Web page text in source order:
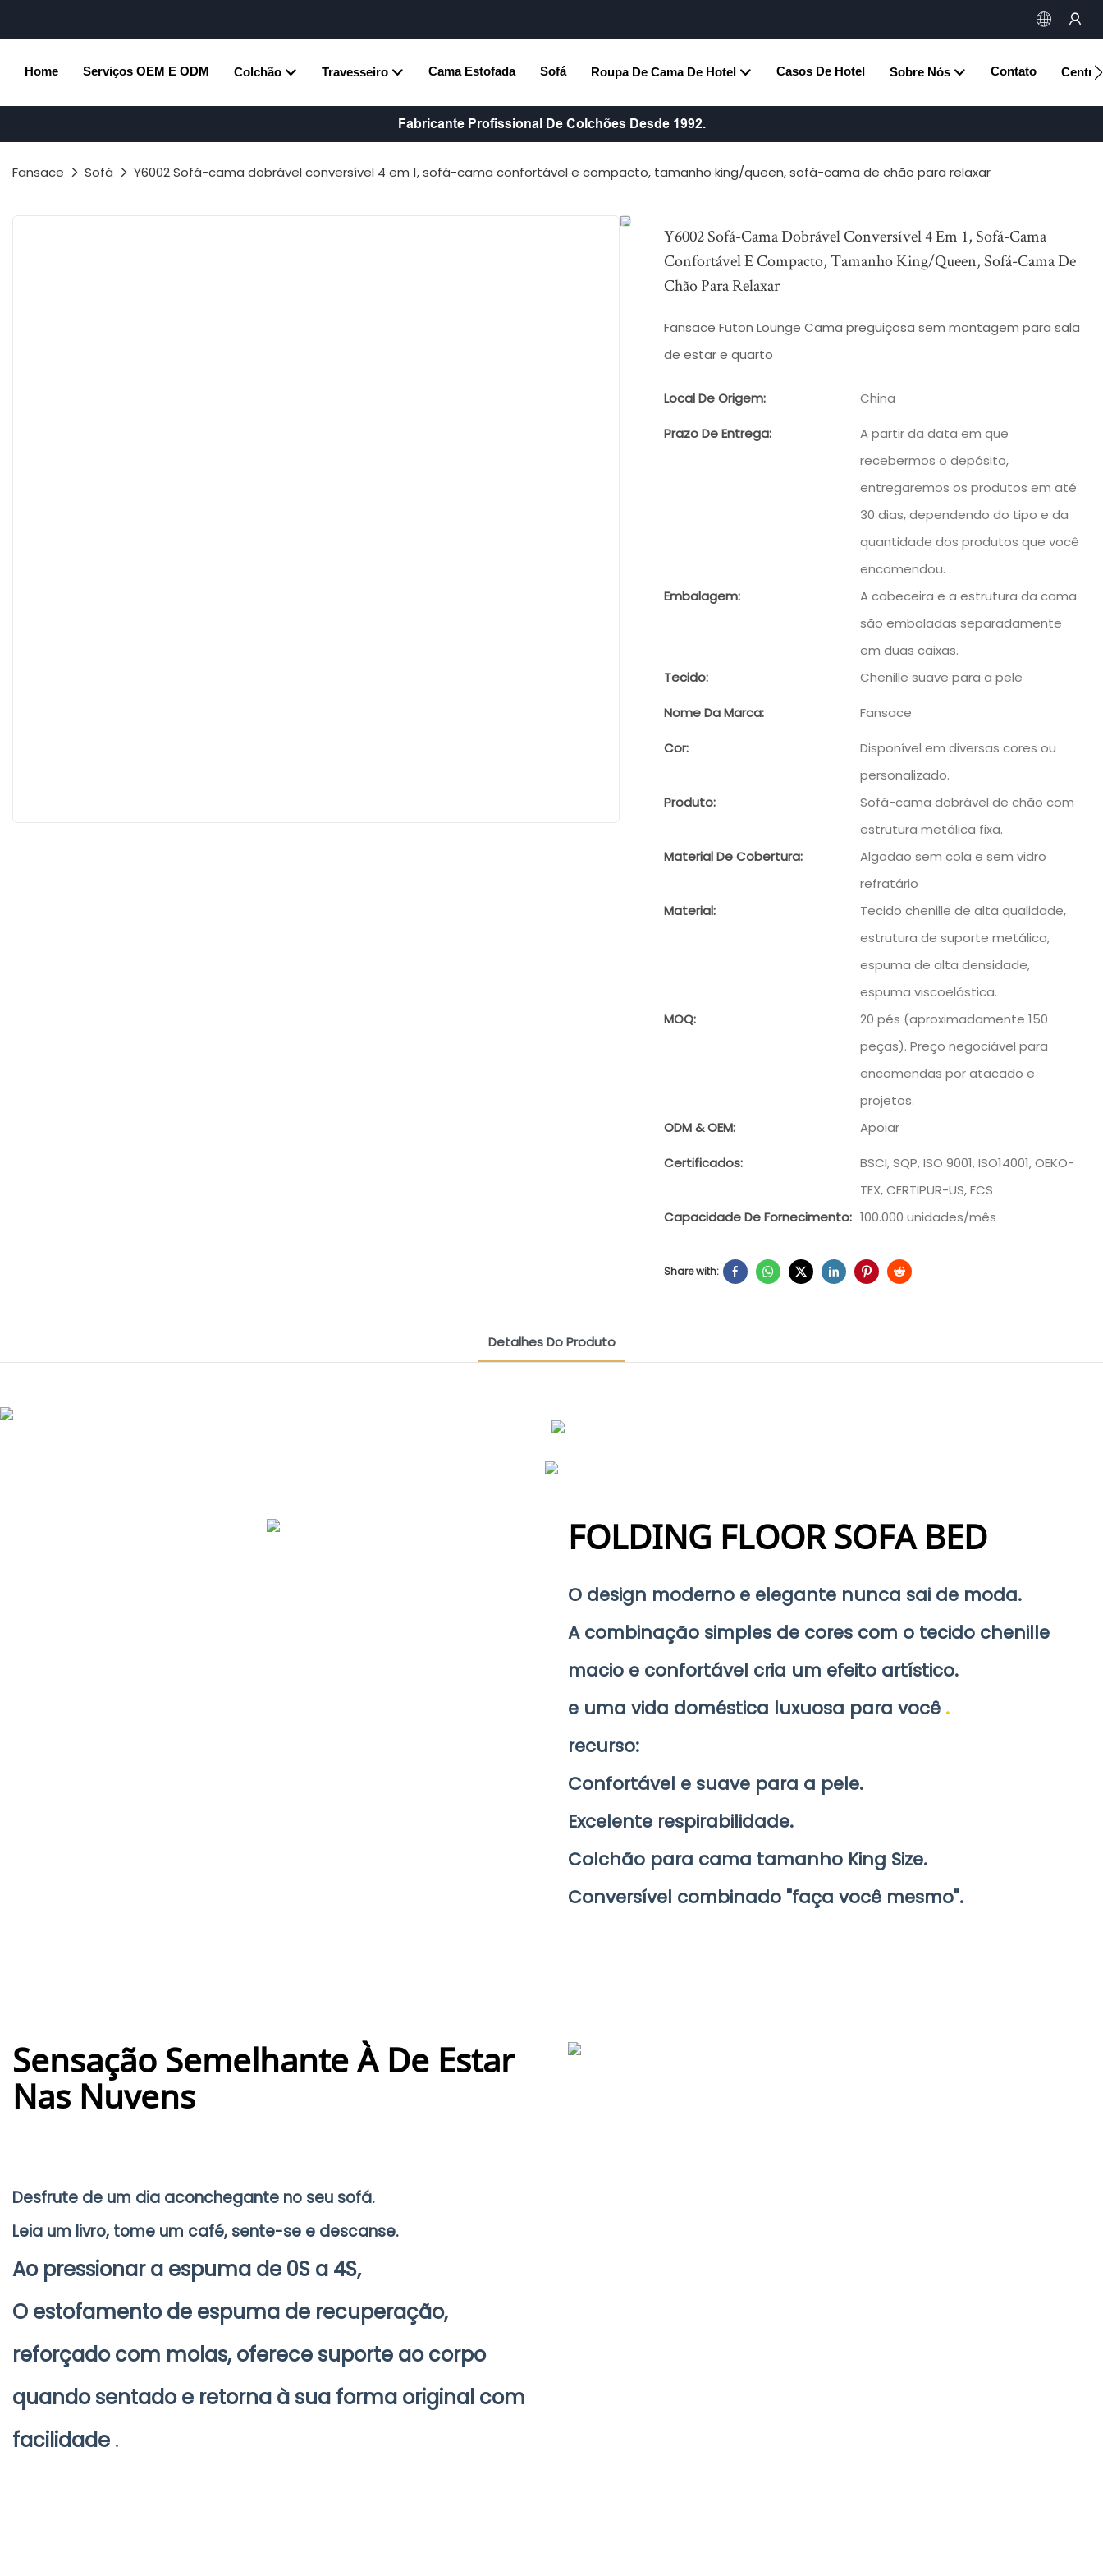
Home Serviços OEM E ODM Colchão Travesseiro Cama Estofada Sofá Roupa De Cama De Hotel Casos De Hotel Sobre Nós Contato
Fabricante Profissional De Colchões Desde 1992.
Fansace Sofá Y6002 Sofá-cama dobrável conversível 4 em 1, sofá-cama confortável e compacto, tamanho king/queen, sofá-cama de chão para relaxar
Y6002 Sofá-Cama Dobrável Conversível 4 Em 1, Sofá-Cama
Confortável E Compacto, Tamanho King/queen, Sofá-Cama De
Chão Para Relaxar
Fansace Futon Lounge Cama preguiçosa sem montagem para sala
de estar e quarto
Local De Origem: China
Prazo De Entrega:
A partir da data em que
recebermos o depósito,
entregaremos os produtos em até
30 dias, dependendo do tipo e da
quantidade dos produtos que você
encomendou.
Embalagem:
A cabeceira e a estrutura da cama
são embaladas separadamente
em duas caixas.
Tecido:
Chenille suave para a pele
Nome Da Marca: Fansace
Cor:
Disponível em diversas cores ou
personalizado.
Produto:
Sofá-cama dobrável de chão com
estrutura metálica fixa.
Material De Cobertura:
Algodão sem cola e sem vidro
refratário
Material:
Tecido chenille de alta qualidade,
estrutura de suporte metálica,
espuma de alta densidade,
espuma viscoelástica.
MOQ:
20 pés (aproximadamente 150
peças). Preço negociável para
encomendas por atacado e
projetos.
ODM & OEM:
Apoiar
Certificados:
BSCI, SQP, ISO 9001, ISO14001, OEKO-
TEX, CERTIPUR-US, FCS
Capacidade De Fornecimento: 100.000 unidades/mês
Share with:
Detalhes Do Produto
FOLDING FLOOR SOFA BED
O design moderno e elegante nunca sai de moda.
A combinação simples de cores com o tecido chenille
macio e confortável cria um efeito artístico.
e uma vida doméstica luxuosa para você .
recurso:
Confortável e suave para a pele.
Excelente respirabilidade.
Colchão para cama tamanho King Size.
Conversível combinado "faça você mesmo".
Sensação Semelhante À De Estar
Nas Nuvens
Desfrute de um dia aconchegante no seu sofá.
Leia um livro, tome um café, sente-se e descanse.
Ao pressionar a espuma de 0S a 4S,
O estofamento de espuma de recuperação,
reforçado com molas, oferece suporte ao corpo
quando sentado e retorna à sua forma original com
facilidade .